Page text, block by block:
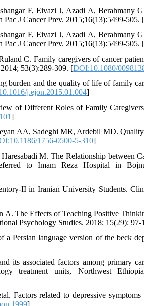
F, Eivazi J, Azadi A, Berahmany
J Cancer Prev. 2015;16(13):5499-505.
F, Eivazi J, Azadi A, Berahmany
J Cancer Prev. 2015;16(13):5499-505.
C. Family caregivers of cancer
53(3):289-309. [DOI:10.1080/
burden and the quality of life of family
j.ejon.2015.01.004]
of Different Roles of Family
]
AA, Sadeghi MR, Ardebil MD.
1756-0500-5-310]
M. The Relationship between
to Imam Reza Hospital in
II in Iranian University Students.
A. The Effects of Teaching Positive
Psychology Studies. 2018; 15(29): 97-
Persian language version of the beck
its associated factors among primary
treatment units, Northwest
related to depressive symptoms
]